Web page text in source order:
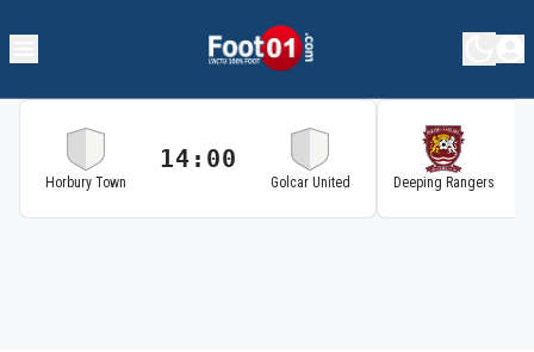
Horbury Town
14:00
Golcar United Deeping Rangers